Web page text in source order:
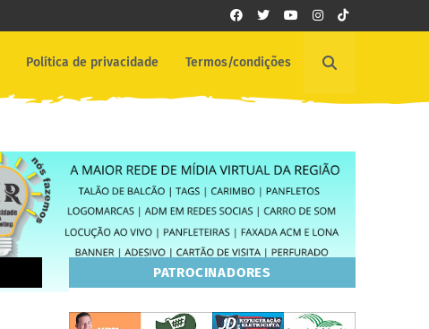
Política de privacidade Termos/condições
PATROCINADORES